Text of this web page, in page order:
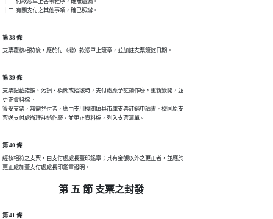
十一  付款憑單上各項程序，確無遺漏。
十二  有關支付之其他事項，確已照辦。
第 38 條
支票覆核相符後，應於付（撥）款憑單上簽章，並加註支票簽訖日期。
第 39 條
支票記載錯誤、污損、模糊或摺皺時，支付處應予註銷作廢，重新簽開，並
更正資料檔。
簽妥支票，無需兌付者，應由支用機關填具市庫支票註銷申請書，檢同原支
票送支付處辦理註銷作廢，並更正資料檔，列入支票清單。
第 40 條
經核相符之支票，由支付處處長蓋印鑑章；其有金額以外之更正者，並應於
更正處加蓋支付處處長印鑑章證明。
第 五 節 支票之封發
第 41 條